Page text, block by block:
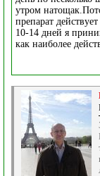
утром
препарат
10-14 дней я
как наиболее